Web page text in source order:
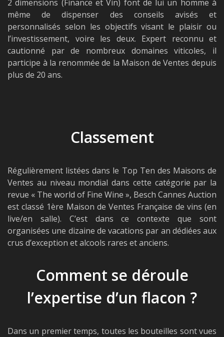
2 dimensions (Finance et Vin) font de lui un homme à
même de dispenser des conseils avisés et
personnalisés selon les objectifs visant le plaisir ou
l’investissement, voire les deux. Expert reconnu et
cautionné par de nombreux domaines viticoles, il
participe à la renommée de la Maison de Ventes depuis
plus de 20 ans.
Classement
Régulièrement listées dans le Top Ten des Maisons de
Ventes au niveau mondial dans cette catégorie par la
revue « The world of Fine Wine », Besch Cannes Auction
est classé 1ère Maison de Ventes Française de vins (en
live/en salle). C’est dans ce contexte que sont
organisées une dizaine de vacations par an dédiées aux
crus d’exception et alcools rares et anciens.
Comment se déroule
l’expertise d’un flacon ?
Dans un premier temps, toutes les bouteilles sont vues